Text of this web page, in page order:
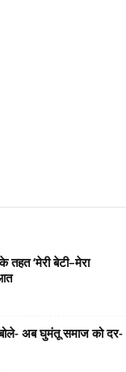
तहत ‘मेरी बेटी–मेरा
बोले- अब घुमंतू समाज को दर-